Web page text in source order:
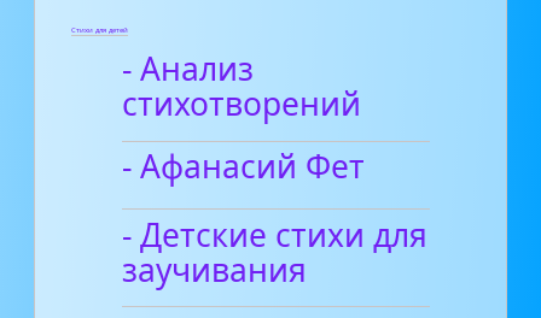
Стихи для детей
- Анализ
стихотворений
- Афанасий Фет
- Детские стихи для
заучивания